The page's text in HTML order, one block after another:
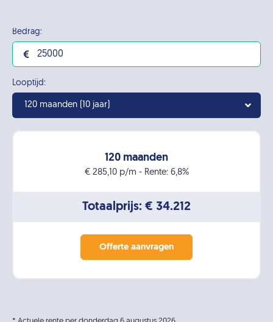
Bedrag:
Looptijd:
120 maanden (10 jaar)
120 maanden
€ 285,10 p/m - Rente: 6,8%
Totaalprijs: € 34.212